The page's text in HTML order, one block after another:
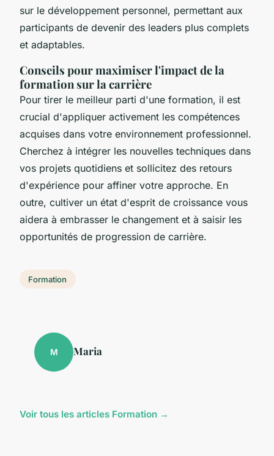
sur le développement personnel, permettant aux
participants de devenir des leaders plus complets
et adaptables.
Conseils pour maximiser l'impact de la
formation sur la carrière
Pour tirer le meilleur parti d'une formation, il est
crucial d'appliquer activement les compétences
acquises dans votre environnement professionnel.
Cherchez à intégrer les nouvelles techniques dans
vos projets quotidiens et sollicitez des retours
d'expérience pour affiner votre approche. En
outre, cultiver un état d'esprit de croissance vous
aidera à embrasser le changement et à saisir les
opportunités de progression de carrière.
Formation
M Maria
Voir tous les articles Formation →